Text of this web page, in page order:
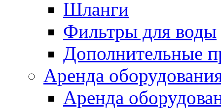
Шланги
Фильтры для воды
Дополнительные
Аренда
Аренда